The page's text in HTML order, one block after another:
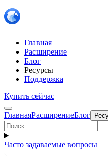
Главная
Расширение
Блог
Ресурсы
Поддержка
Купить сейчас
ГлавнаяРасширениеБлог
Часто задаваемые вопросы